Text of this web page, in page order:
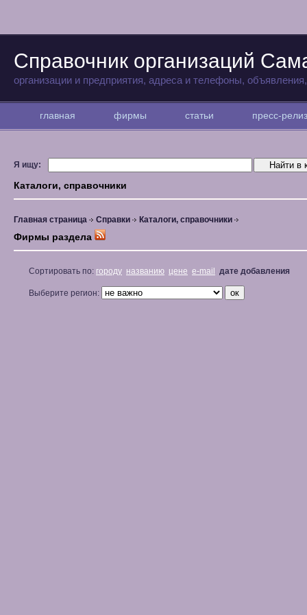
Справочник организаций
организации и предприятия, адреса и телефоны,
главная фирмы статьи пресс-
Я ищу:
Каталоги, справочники
Главная страница Справки Каталоги, справочники
Фирмы раздела
Сортировать по: городу названию цене e-mail дате добавления
Выберите регион: